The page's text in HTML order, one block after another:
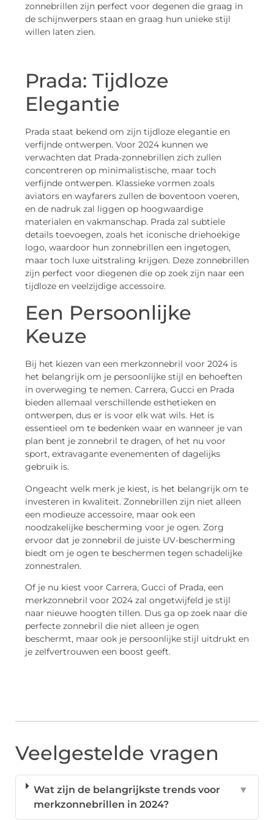
zonnebrillen zijn perfect voor degenen die graag in
de schijnwerpers staan en graag hun unieke stijl
willen laten zien.
Prada: Tijdloze
Elegantie
Prada staat bekend om zijn tijdloze elegantie en
verfijnde ontwerpen. Voor 2024 kunnen we
verwachten dat Prada-zonnebrillen zich zullen
concentreren op minimalistische, maar toch
verfijnde ontwerpen. Klassieke vormen zoals
aviators en wayfarers zullen de boventoon voeren,
en de nadruk zal liggen op hoogwaardige
materialen en vakmanschap. Prada zal subtiele
details toevoegen, zoals het iconische driehoekige
logo, waardoor hun zonnebrillen een ingetogen,
maar toch luxe uitstraling krijgen. Deze zonnebrillen
zijn perfect voor diegenen die op zoek zijn naar een
tijdloze en veelzijdige accessoire.
Een Persoonlijke
Keuze
Bij het kiezen van een merkzonnebril voor 2024 is
het belangrijk om je persoonlijke stijl en behoeften
in overweging te nemen. Carrera, Gucci en Prada
bieden allemaal verschillende esthetieken en
ontwerpen, dus er is voor elk wat wils. Het is
essentieel om te bedenken waar en wanneer je van
plan bent je zonnebril te dragen, of het nu voor
sport, extravagante evenementen of dagelijks
gebruik is.
Ongeacht welk merk je kiest, is het belangrijk om te
investeren in kwaliteit. Zonnebrillen zijn niet alleen
een modieuze accessoire, maar ook een
noodzakelijke bescherming voor je ogen. Zorg
ervoor dat je zonnebril de juiste UV-bescherming
biedt om je ogen te beschermen tegen schadelijke
zonnestralen.
Of je nu kiest voor Carrera, Gucci of Prada, een
merkzonnebril voor 2024 zal ongetwijfeld je stijl
naar nieuwe hoogten tillen. Dus ga op zoek naar die
perfecte zonnebril die niet alleen je ogen
beschermt, maar ook je persoonlijke stijl uitdrukt en
je zelfvertrouwen een boost geeft.
Veelgestelde vragen
Wat zijn de belangrijkste trends voor
merkzonnebrillen in 2024?
▼